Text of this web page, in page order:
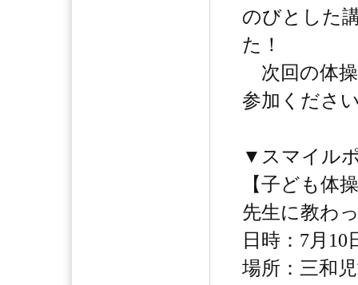
のびとした
た！
次回の体
参加くださ
▼スマイル
【子ども体
先生に教わ
日時：7月10
場所：三和